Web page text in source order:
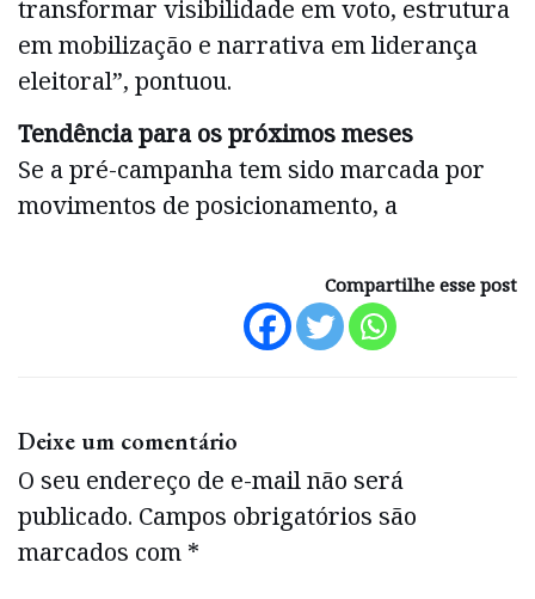
transformar visibilidade em voto, estrutura
em mobilização e narrativa em liderança
eleitoral”, pontuou.
Tendência para os próximos meses
Se a pré-campanha tem sido marcada por
movimentos de posicionamento, a
Compartilhe esse post
Deixe um comentário
O seu endereço de e-mail não será
publicado. Campos obrigatórios são
marcados com *